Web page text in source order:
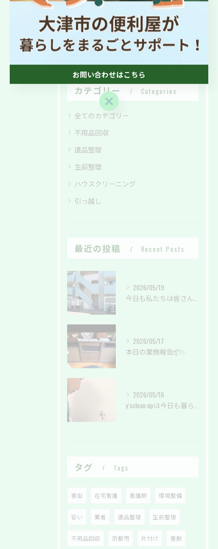
< 前のページ 一覧に戻る 次のページ >
カテゴリー Categories
全てのカテゴリー
不用品回収
遺品整理
生前整理
ハウスクリーニング
引っ越し
最近の投稿 Recent Posts
2026/05/19
今日も私たちは皆さんの暮らしを綺麗に✨
2026/05/17
本日の業務報告📦✨
2026/05/16
y'sclean upは今日も暮らしのサポートしております。
タグ Tags
害虫 在宅看護 看護師 環境整備
安い 業者 遺品整理 生前整理
不用品回収 京都市 片付け 害獣
お問い合わせはこちら
お問い合わせはこちら